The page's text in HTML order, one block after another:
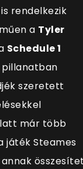
rendelkezik
a Tyler
Schedule 1
szeretett
már több
játék Steames